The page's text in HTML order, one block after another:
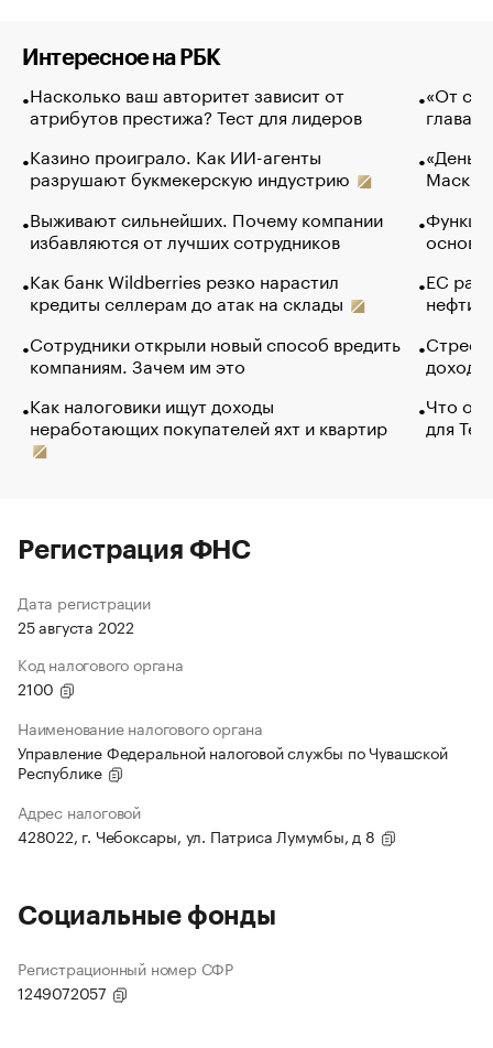
Интересное на РБК
Насколько ваш авторитет зависит от
атрибутов престижа? Тест для лидеров
Казино проиграло. Как ИИ-агенты
разрушают букмекерскую индустрию
Выживают сильнейших. Почему компании
избавляются от лучших сотрудников
Как банк Wildberries резко нарастил
кредиты селлерам до атак на склады
Сотрудники открыли новый способ вредить
компаниям. Зачем им это
Как налоговики ищут доходы
неработающих покупателей яхт и квартир
«От
глава
Маск в
основ
ЕС
нефти
Что
для
Регистрация ФНС
Дата регистрации
25 августа 2022
Код налогового органа
2100
Наименование налогового органа
Управление Федеральной налоговой службы по Чувашской
Республике
Адрес налоговой
428022, г. Чебоксары, ул. Патриса Лумумбы, д 8
Социальные фонды
Регистрационный номер СФР
1249072057